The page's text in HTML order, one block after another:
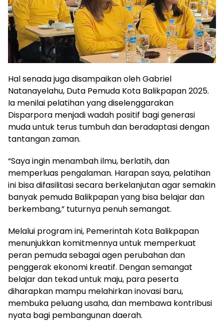
Hal senada juga disampaikan oleh Gabriel
Natanayelahu, Duta Pemuda Kota Balikpapan 2025.
Ia menilai pelatihan yang diselenggarakan
Disparpora menjadi wadah positif bagi generasi
muda untuk terus tumbuh dan beradaptasi dengan
tantangan zaman.
“Saya ingin menambah ilmu, berlatih, dan
memperluas pengalaman. Harapan saya, pelatihan
ini bisa difasilitasi secara berkelanjutan agar semakin
banyak pemuda Balikpapan yang bisa belajar dan
berkembang,” tuturnya penuh semangat.
Melalui program ini, Pemerintah Kota Balikpapan
menunjukkan komitmennya untuk memperkuat
peran pemuda sebagai agen perubahan dan
penggerak ekonomi kreatif. Dengan semangat
belajar dan tekad untuk maju, para peserta
diharapkan mampu melahirkan inovasi baru,
membuka peluang usaha, dan membawa kontribusi
nyata bagi pembangunan daerah.